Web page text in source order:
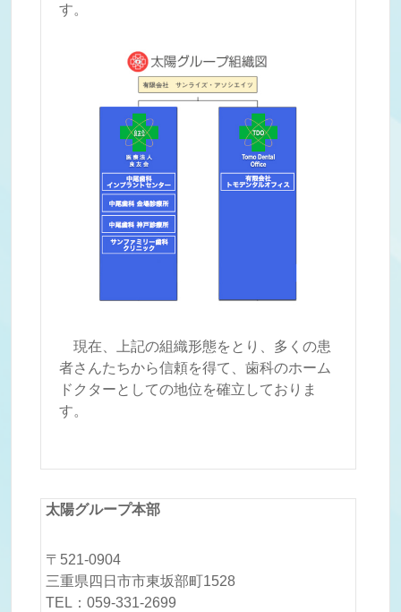
す。
現在、上記の組織形態をとり、多くの患
者さんたちから信頼を得て、歯科のホーム
ドクターとしての地位を確立しておりま
す。
太陽グループ本部
〒521-0904
三重県四日市市東坂部町1528
TEL：059-331-2699